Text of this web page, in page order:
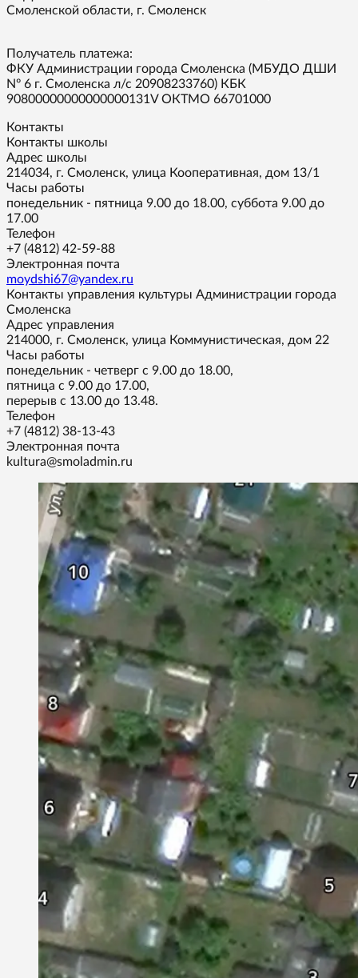
Смоленской области, г. Смоленск
Получатель платежа:
ФКУ Администрации города Смоленска (МБУДО ДШИ
Nº 6 г. Смоленска л/с 20908233760) КБК
90800000000000000131V ОКТМО 66701000
Контакты
Контакты школы
Адрес школы
214034, г. Смоленск, улица Кооперативная, дом 13/1
Часы работы
понедельник - пятница 9.00 до 18.00, суббота 9.00 до
17.00
Телефон
+7 (4812) 42-59-88
Электронная почта
moydshi67@yandex.ru
Контакты управления культуры Администрации города
Смоленска
Адрес управления
214000, г. Смоленск, улица Коммунистическая, дом 22
Часы работы
понедельник - четверг с 9.00 до 18.00,
пятница с 9.00 до 17.00,
перерыв с 13.00 до 13.48.
Телефон
+7 (4812) 38-13-43
Электронная почта
kultura@smoladmin.ru